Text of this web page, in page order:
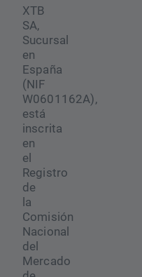
XTB
SA,
Sucursal
en
España
(NIF
W0601162A),
está
inscrita
en
el
Registro
de
la
Comisión
Nacional
del
Mercado